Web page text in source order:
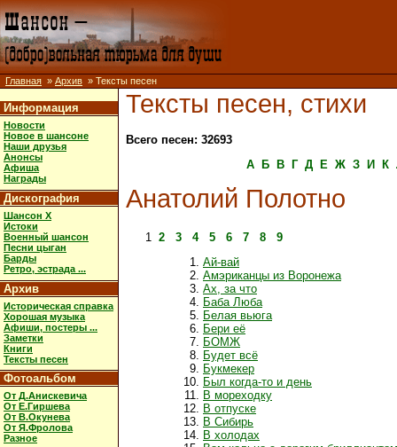
Главная » Архив » Тексты песен
Информация
Новости
Новое в шансоне
Наши друзья
Анонсы
Афиша
Награды
Дискография
Шансон X
Истоки
Военный шансон
Песни цыган
Барды
Ретро, эстрада ...
Архив
Историческая справка
Хорошая музыка
Афиши, постеры ...
Заметки
Книги
Тексты песен
Фотоальбом
От Д.Анискевича
От Е.Гиршева
От В.Окунева
От Я.Фролова
Разное
Тексты песен, стихи
Всего песен: 32693
А
Б В Г Д Е Ж З И К
Анатолий Полотно
1 2 3 4 5 6 7 8
9
Ай-вай
Амэриканцы из Воронежа
Ах, за что
Баба Люба
Белая вьюга
Бери её
БОМЖ
Будет всё
Букмекер
Был когда-то и день
В мореходку
В отпуске
В Сибирь
В холодах